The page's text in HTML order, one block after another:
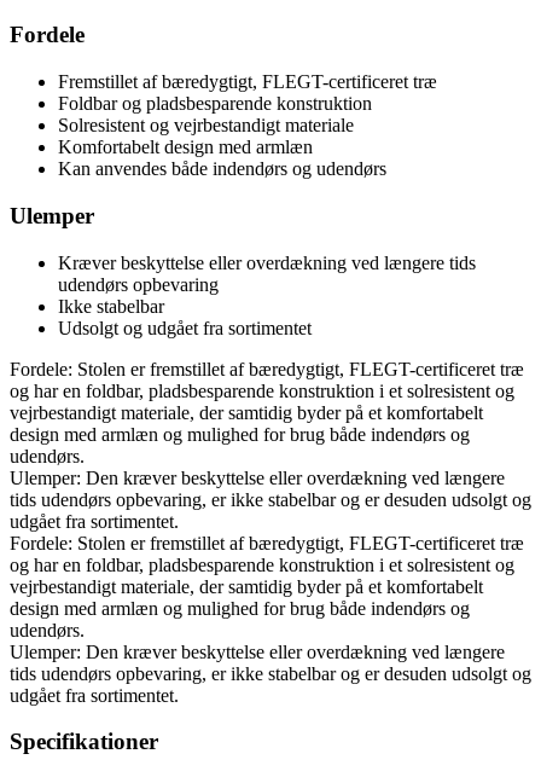
Fordele
Fremstillet af bæredygtigt, FLEGT-certificeret træ
Foldbar og pladsbesparende konstruktion
Solresistent og vejrbestandigt materiale
Komfortabelt design med armlæn
Kan anvendes både indendørs og udendørs
Ulemper
Kræver beskyttelse eller overdækning ved længere tids
udendørs opbevaring
Ikke stabelbar
Udsolgt og udgået fra sortimentet
Fordele: Stolen er fremstillet af bæredygtigt, FLEGT-certificeret træ
og har en foldbar, pladsbesparende konstruktion i et solresistent og
vejrbestandigt materiale, der samtidig byder på et komfortabelt
design med armlæn og mulighed for brug både indendørs og
udendørs.
Ulemper: Den kræver beskyttelse eller overdækning ved længere
tids udendørs opbevaring, er ikke stabelbar og er desuden udsolgt og
udgået fra sortimentet.
Fordele: Stolen er fremstillet af bæredygtigt, FLEGT-certificeret træ
og har en foldbar, pladsbesparende konstruktion i et solresistent og
vejrbestandigt materiale, der samtidig byder på et komfortabelt
design med armlæn og mulighed for brug både indendørs og
udendørs.
Ulemper: Den kræver beskyttelse eller overdækning ved længere
tids udendørs opbevaring, er ikke stabelbar og er desuden udsolgt og
udgået fra sortimentet.
Specifikationer